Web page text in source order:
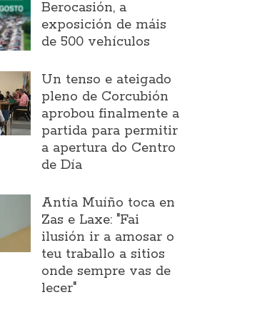
Berocasión, a
exposición de máis
de 500 vehículos
Un tenso e ateigado
pleno de Corcubión
aprobou finalmente a
partida para permitir
a apertura do Centro
de Día
Antía Muíño toca en
Zas e Laxe: "Fai
ilusión ir a amosar o
teu traballo a sitios
onde sempre vas de
lecer"